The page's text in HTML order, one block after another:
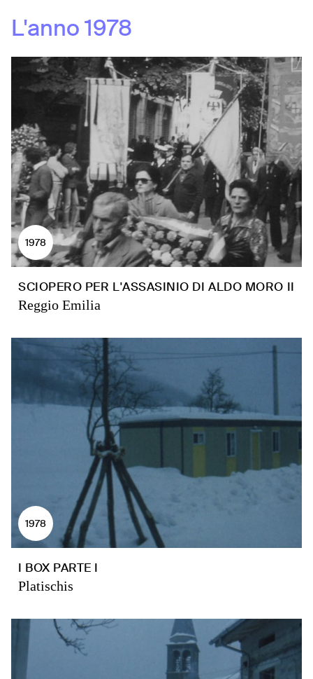
L'anno1978
1978
SCIOPERO PER L'ASSASINIO DI ALDO MORO II
Reggio Emilia
1978
I BOX PARTE I
Platischis